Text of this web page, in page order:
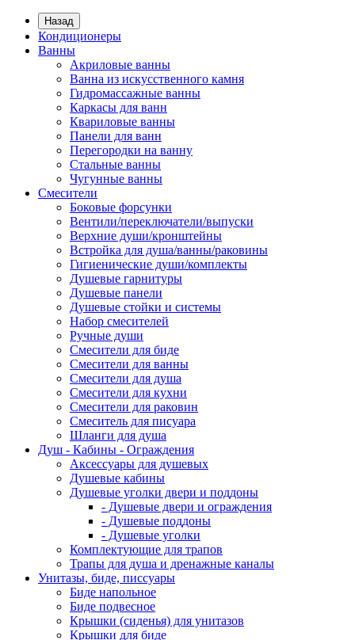
Назад
Кондиционеры
Ванны
Акриловые ванны
Ванна из искусственного камня
Гидромассажные ванны
Каркасы для ванн
Квариловые ванны
Панели для ванн
Перегородки на ванну
Стальные ванны
Чугунные ванны
Смесители
Боковые форсунки
Вентили/переключатели/выпуски
Верхние души/кронштейны
Встройка для душа/ванны/раковины
Гигиенические души/комплекты
Душевые гарнитуры
Душевые панели
Душевые стойки и системы
Набор смесителей
Ручные души
Смесители для биде
Смесители для ванны
Смесители для душа
Смесители для кухни
Смесители для раковин
Смеситель для писуара
Шланги для душа
Душ - Кабины - Ограждения
Аксессуары для душевых
Душевые кабины
Душевые уголки двери и поддоны
- Душевые двери и ограждения
- Душевые поддоны
- Душевые уголки
Комплектующие для трапов
Трапы для душа и дренажные каналы
Унитазы, биде, писсуары
Биде напольное
Биде подвесное
Крышки (сиденья) для унитазов
Крышки для биде